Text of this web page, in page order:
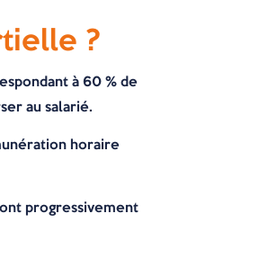
?
à 60 % de
au salarié.
horaire
progressivement